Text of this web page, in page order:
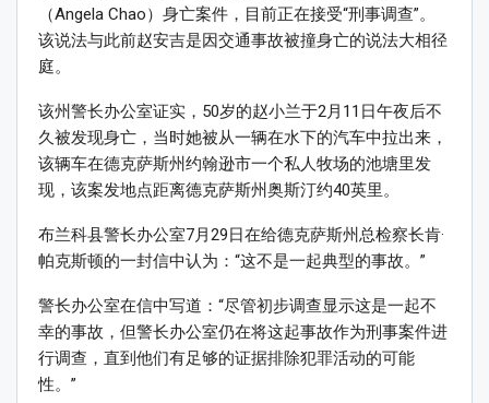
（Angela Chao）身亡案件，目前正在接受“刑事调查”。
该说法与此前赵安吉是因交通事故被撞身亡的说法大相径
庭。
该州警长办公室证实，50岁的赵小兰于2月11日午夜后不
久被发现身亡，当时她被从一辆在水下的汽车中拉出来，
该辆车在德克萨斯州约翰逊市一个私人牧场的池塘里发
现，该案发地点距离德克萨斯州奥斯汀约40英里。
布兰科县警长办公室7月29日在给德克萨斯州总检察长肯·
帕克斯顿的一封信中认为：“这不是一起典型的事故。”
警长办公室在信中写道：“尽管初步调查显示这是一起不
幸的事故，但警长办公室仍在将这起事故作为刑事案件进
行调查，直到他们有足够的证据排除犯罪活动的可能
性。”